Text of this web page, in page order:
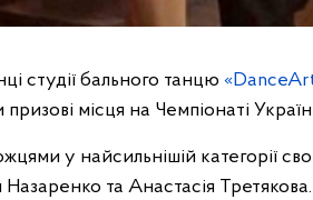
студії бального танцю
призові місця на Чемпіонаті
у найсильнішій категорії
Назаренко та Анастасія Третякова.